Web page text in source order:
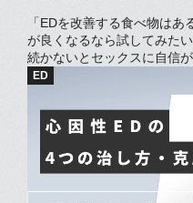
「EDを改善する食べ物は
が良くなるなら試してみたい」 EDで勃起しない、勃起が
続かないとセックスに自信
に申し訳なさを感じてしまったりし
EDの改善が見込める食べ
みが改善する可能性があります。 高カロリーや塩分
品はEDを引き起こすケース
この記事では、ED改善に効
慣、コンビ二で購入できる